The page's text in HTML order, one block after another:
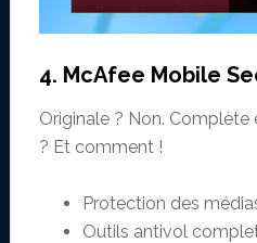
4. McAfee Mobile
Originale ? Non.
? Et comment !
Protection des
Outils antivol